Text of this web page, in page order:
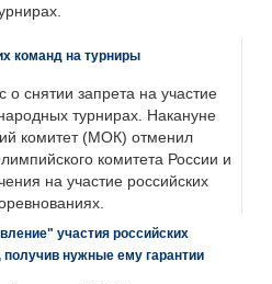
команд на турниры
о снятии запрета на участие
турнирах. Накануне
комитет (МОК) отменил
комитета России и
на участие российских
участия российских
получив нужные ему гарантии